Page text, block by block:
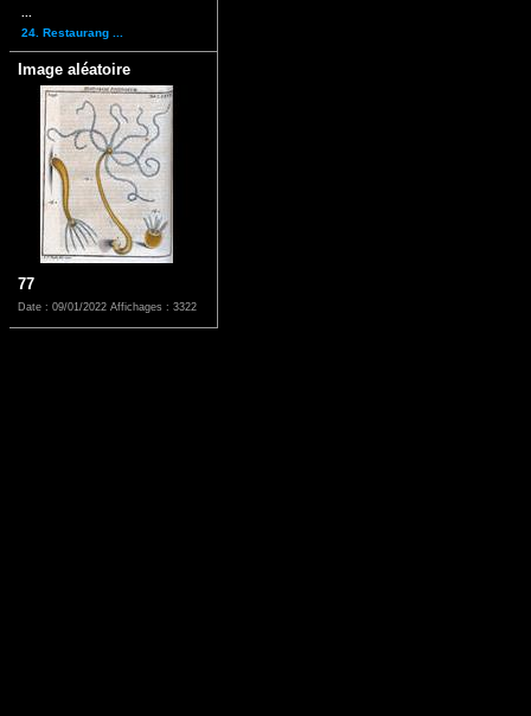
24. Restaurang ...
Image aléatoire
77
Date : 09/01/2022 Affichages : 3322